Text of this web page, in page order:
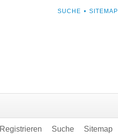
NAVIGATION
SUCHE SITEMAP
Registrieren Suche Sitemap